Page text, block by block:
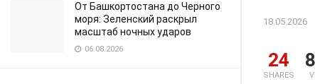
От Башкортостана до Черного
моря: Зеленский раскрыл
масштаб ночных ударов
06.08.2026
18.05.2026
24
SHARES